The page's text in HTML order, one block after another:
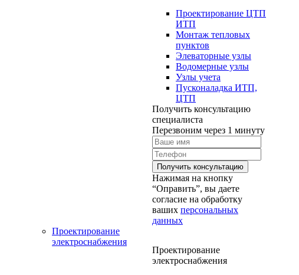
Проектирование ЦТП
ИТП
Монтаж тепловых
пунктов
Элеваторные узлы
Водомерные узлы
Узлы учета
Пусконаладка ИТП,
ЦТП
Получить консультацию
специалиста
Перезвоним через 1 минуту
Нажимая на кнопку
“Оправить”, вы даете
согласие на обработку
ваших персональных
данных
Проектирование
электроснабжения
Проектирование
электроснабжения